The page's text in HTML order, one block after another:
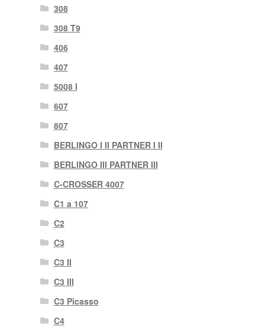
308
308 T9
406
407
5008 I
607
807
BERLINGO I II PARTNER I II
BERLINGO III PARTNER III
C-CROSSER 4007
C1 a 107
C2
C3
C3 II
C3 III
C3 Picasso
C4